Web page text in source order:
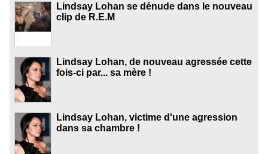
Lindsay Lohan se dénude dans le nouveau
clip de R.E.M
Lindsay Lohan, de nouveau agressée cette
fois-ci par... sa mère !
Lindsay Lohan, victime d'une agression
dans sa chambre !